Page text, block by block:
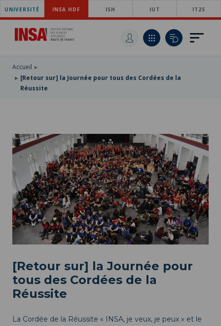
ACCÉDER
AU
MENU
PRINCIPAL
ALLER
CONTENU
ACCÉDER
RECHERCHE
UNIVERSITÉ INSA HDF ISH IUT IT2S
Accueil
[Retour sur] la Journée pour tous des Cordées de la
Réussite
[Retour sur] la Journée pour
tous des Cordées de la
Réussite
La Cordée de la Réussite « INSA, je veux, je peux » et le